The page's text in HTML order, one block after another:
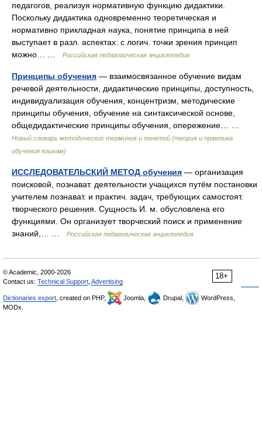
педагогов, реализуя нормативную функцию дидактики.
Поскольку дидактика одновременно теоретическая и
нормативно прикладная наука, понятие принципа в ней
выступает в разл. аспектах: с логич. точки зрения принцип
можно… …
Российская педагогическая энциклопедия
Принципы обучения — взаимосвязанное обучение видам
речевой деятельности, дидактические принципы, доступность,
индивидуализация обучения, концентризм, методические
принципы обучения, обучение на синтаксической основе,
общедидактические принципы обучения, опережение… …
Новый словарь методических терминов и понятий (теория и практика
обучения языкам)
ИССЛЕДОВАТЕЛЬСКИЙ МЕТОД обучения — организация
поисковой, познават. деятельности учащихся путём постановки
учителем познават. и практич. задач, требующих самостоят.
творческого решения. Сущность И. м. обусловлена его
функциями. Он организует творческий поиск и применение
знаний,… …
Российская педагогическая энциклопедия
18+
© Academic, 2000-2026
Contact us: Technical Support Advertising
Dictionaries export , created on PHP, Joomla, Drupal,
WordPress,
MODx.